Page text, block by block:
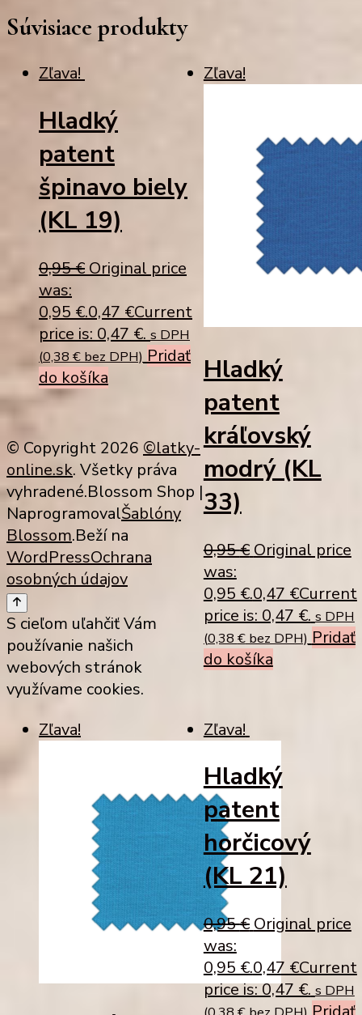
Súvisiace produkty
Zľava!
Hladký
patent
špinavo biely
(KL 19)
0,95€ Original price
was:
0,95 €.0,47 €Current
price is: 0,47 €. s DPH
(0,38 € bez DPH) Pridať
do košíka
Zľava!
Hladký
patent
kráľovský
modrý (KL
33)
0,95€ Original price
was:
0,95 €.0,47 €Current
price is: 0,47 €. s DPH
(0,38 €bez DPH) Pridať
do košíka
Zľava! Zľava!
Hladký
patent
horčicový
(KL 21)
0,95€ Original price
was:
0,95 €.0,47 €Current
price is: 0,47 €. s DPH
© Copyright 2026 ©latky-
online.sk. Všetky práva
vyhradené.Blossom Shop |
NaprogramovalŠablóny
Blossom.Beží na
WordPressOchrana
osobných údajov
S cieľom uľahčiť Vám
používanie našich
webových stránok
využívame cookies.